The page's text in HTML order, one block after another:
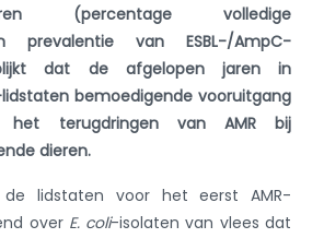
(percentage volledige
prevalentie van ESBL-/AmpC-
dat de afgelopen jaren in
bemoedigende vooruitgang
terugdringen van AMR bij
dieren.
de lidstaten voor het eerst AMR-
over E. coli-isolaten van vlees dat